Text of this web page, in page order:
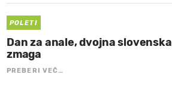
POLETI
Dan za anale, dvojna slovenska
zmaga
PREBERI VEČ…